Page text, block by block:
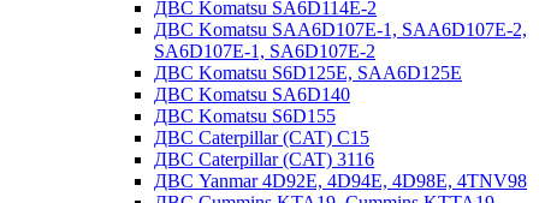
ДВС Komatsu SA6D114E-2
ДВС Komatsu SAA6D107E-1, SAA6D107E-2,
SA6D107E-1, SA6D107E-2
ДВС Komatsu S6D125E, SAA6D125E
ДВС Komatsu SA6D140
ДВС Komatsu S6D155
ДВС Caterpillar (CAT) C15
ДВС Caterpillar (CAT) 3116
ДВС Yanmar 4D92E, 4D94E, 4D98E, 4TNV98